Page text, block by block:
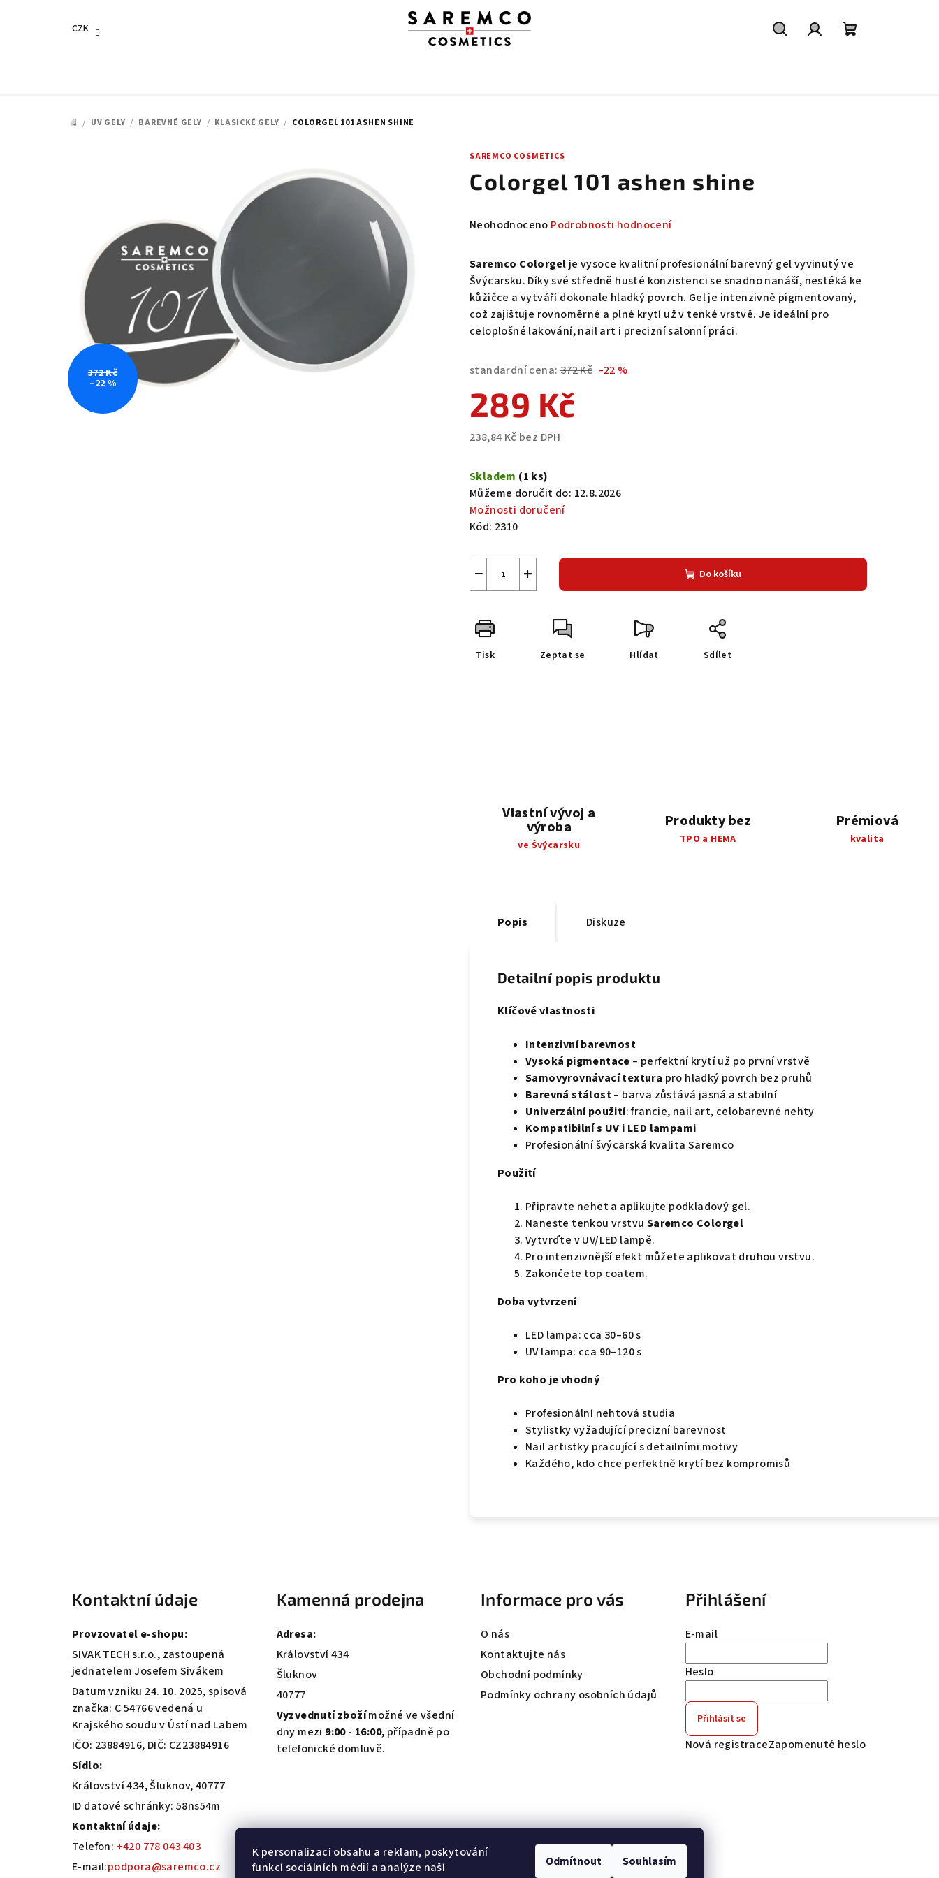
K personalizaci obsahu a reklam, poskytování
funkcí sociálních médií a analýze naší
Odmítnout Souhlasím
CZK
DOMŮ
/ UV GELY / BAREVNÉ GELY / KLASICKÉ GELY / COLORGEL 101 ASHEN SHINE
SAREMCO COSMETICS
Colorgel 101 ashen shine
Průměrné
produktu
je
0,0
hvězdiček.
Neohodnoceno Podrobnosti hodnocení
Saremco Colorgel je vysoce kvalitní profesionální barevný gel vyvinutý ve
Švýcarsku. Díky své středně husté konzistenci se snadno nanáší, nestéká ke
kůžičce a vytváří dokonale hladký povrch. Gel je intenzivně pigmentovaný,
což zajišťuje rovnoměrné a plné krytí už v tenké vrstvě. Je ideální pro
celoplošné lakování, nail art i precizní salonní práci.
standardní cena: 372 Kč –22 %
289 Kč
238,84 Kč bez DPH
cena:
Skladem (1 ks)
Můžeme doručit do: 12.8.2026
Možnosti doručení
Kód: 2310
+
− Do košíku
Tisk Zeptat se Hlídat Sdílet
372 Kč
–22 %
Vlastní vývoj a
výroba
ve Švýcarsku
Produkty bez
TPO a HEMA
Prémiová
kvalita
Popis Diskuze
Detailní popis produktu
Klíčové vlastnosti
Intenzivní barevnost
Vysoká pigmentace – perfektní krytí už po první vrstvě
Samovyrovnávací textura pro hladký povrch bez pruhů
Barevná stálost– barva zůstává jasná a stabilní
Univerzální použití: francie, nail art, celobarevné nehty
Kompatibilní s UV i LED lampami
Profesionální švýcarská kvalita Saremco
Použití
Připravte nehet a aplikujte podkladový gel.
Naneste tenkou vrstvu Saremco Colorgel
Vytvrďte v UV/LED lampě.
Pro intenzivnější efekt můžete aplikovat druhou vrstvu.
Zakončete top coatem.
Doba vytvrzení
LED lampa: cca 30–60 s
UV lampa: cca 90–120 s
Pro koho je vhodný
Profesionální nehtová studia
Stylistky vyžadující precizní barevnost
Nail artistky pracující s detailními motivy
Každého, kdo chce perfektně krytí bez kompromisů
Kontaktní údaje
Provzovatel e-shopu:
SIVAK TECH s.r.o., zastoupená
jednatelem Josefem Sivákem
Datum vzniku 24. 10. 2025, spisová
značka: C 54766 vedená u
Krajského soudu v Ústí nad Labem
IČO: 23884916, DIČ: CZ23884916
Sídlo:
Království 434, Šluknov, 40777
ID datové schránky: 58ns54m
Kontaktní údaje:
Telefon: +420 778 043 403
E-mail:podpora@saremco.cz
Kamenná prodejna
Adresa:
Království 434
Šluknov
40777
Vyzvednutí zbožímožné ve všední
dny mezi 9:00 - 16:00, případně po
telefonické domluvě.
Informace pro vás
O nás
Kontaktujte nás
Obchodní podmínky
Podmínky ochrany osobních údajů
Přihlášení
E-mail
Heslo
Přihlásit se
Nová registraceZapomenuté heslo